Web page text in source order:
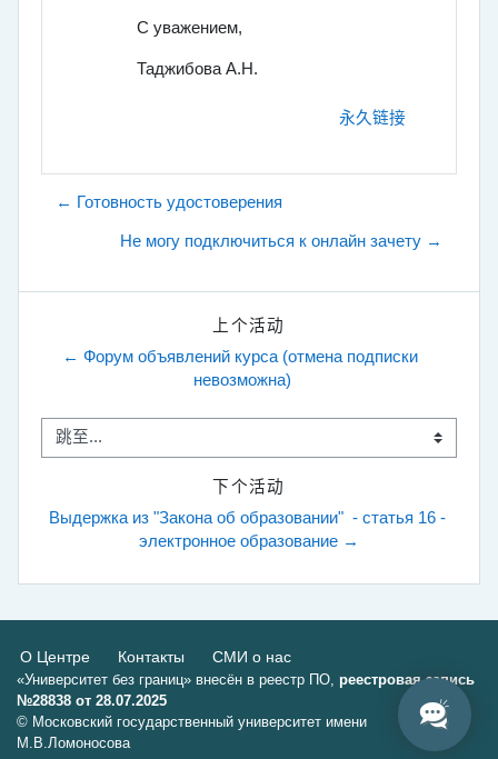
С уважением,
Таджибова А.Н.
永久链接
← Готовность удостоверения
Не могу подключиться к онлайн зачету →
上个活动
← Форум объявлений курса (отмена подписки
невозможна)
跳至...
下个活动
Выдержка из "Закона об образовании"  - статья 16 -
электронное образование →
О Центре Контакты СМИ о нас
«Университет без границ» внесён в реестр ПО, реестровая запись
№28838 от 28.07.2025
© Московский государственный университет имени
М.В.Ломоносова